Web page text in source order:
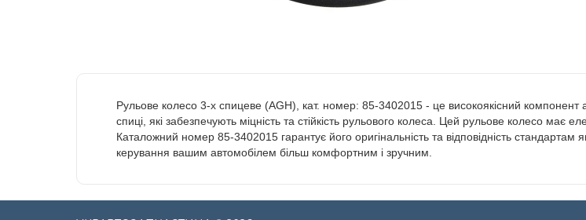
Рульове колесо 3-х спицеве (AGH), кат. номер: 85-3402015 - це високоякісний компонент
спиці, які забезпечують міцність та стійкість рульового колеса. Цей рульове колесо
Каталожний номер 85-3402015 гарантує його оригінальність та відповідність
керування вашим автомобілем більш комфортним і зручним.